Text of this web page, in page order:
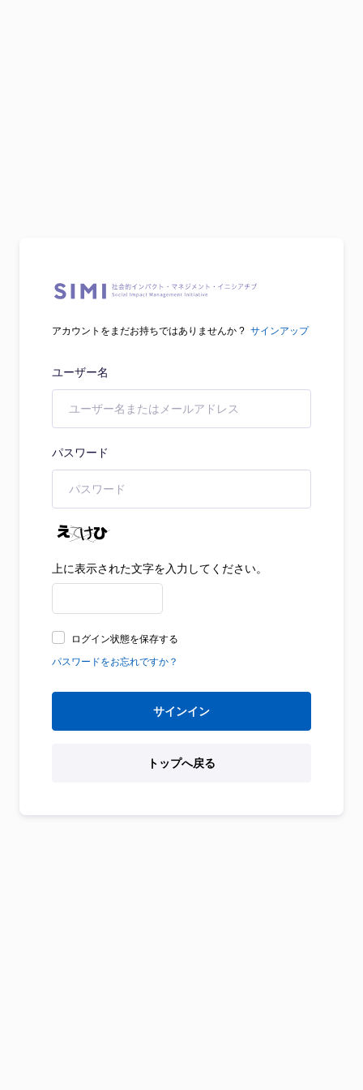
アカウントをまだお持ちではありませんか ? サインアップ
ユーザー名
パスワード
上に表示された文字を入力してください。
ログイン状態を保存する
パスワードをお忘れですか？
サインイン
トップへ戻る